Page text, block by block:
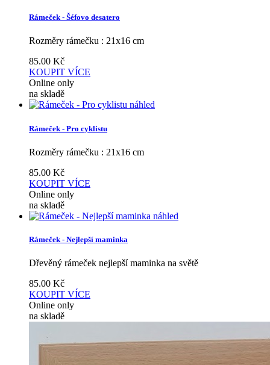
Rámeček - Šéfovo desatero
Rozměry rámečku : 21x16 cm
85.00 Kč
KOUPIT VÍCE
Online only
na skladě
náhled
Rámeček - Pro cyklistu
Rozměry rámečku : 21x16 cm
85.00 Kč
KOUPIT VÍCE
Online only
na skladě
náhled
Rámeček - Nejlepší maminka
Dřevěný rámeček nejlepší maminka na světě
85.00 Kč
KOUPIT VÍCE
Online only
na skladě